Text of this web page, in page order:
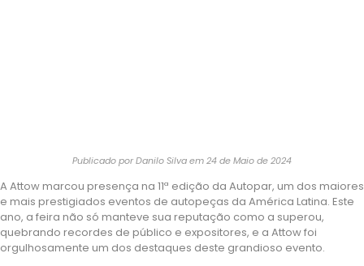
Publicado por Danilo Silva em 24 de Maio de 2024
A Attow marcou presença na 11ª edição da Autopar, um dos maiores
e mais prestigiados eventos de autopeças da América Latina. Este
ano, a feira não só manteve sua reputação como a superou,
quebrando recordes de público e expositores, e a Attow foi
orgulhosamente um dos destaques deste grandioso evento.